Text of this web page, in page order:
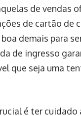
de vendas
de cartão de
demais para
de ingresso
que seja uma
é ter cuidado